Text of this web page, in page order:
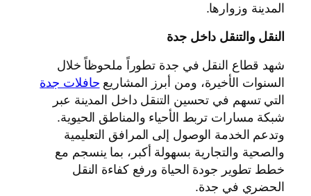
المدينة وزوارها.
النقل والتنقل داخل جدة
شهد قطاع النقل في جدة تطوراً ملحوظاً خلال
السنوات الأخيرة، ومن أبرز المشاريع حافلات جدة
التي تسهم في تحسين التنقل داخل المدينة عبر
شبكة مسارات تربط الأحياء والمناطق الحيوية.
وتدعم الخدمة الوصول إلى المرافق التعليمية
والصحية والتجارية بسهولة أكبر، بما ينسجم مع
خطط تطوير جودة الحياة ورفع كفاءة النقل
الحضري في جدة.